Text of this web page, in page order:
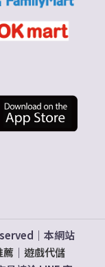
｜本網站
薦｜ 遊戲代儲